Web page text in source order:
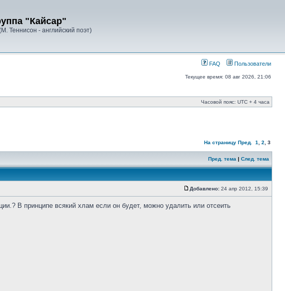
"Кайсар"
Теннисон - английский поэт)
FAQ Пользователи
Текущее время: 08 авг 2026, 21:06
Часовой пояс: UTC + 4 часа
На страницу Пред. 1 2 3
Пред. тема | След. тема
Добавлено: 24 апр 2012, 15:39
В принципе всякий хлам если он будет, можно удалить или отсеить